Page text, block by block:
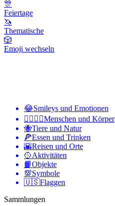
🎊
Feiertage
🦄
Thematische
🎲
Emoji wechseln
😂Smileys und Emotionen
👩‍❤️‍💋‍👨Menschen und Körper
🐝Tiere und Natur
🍕Essen und Trinken
🌇Reisen und Orte
🥎Aktivitäten
📙Objekte
💯Symbole
🇺🇸Flaggen
Sammlungen